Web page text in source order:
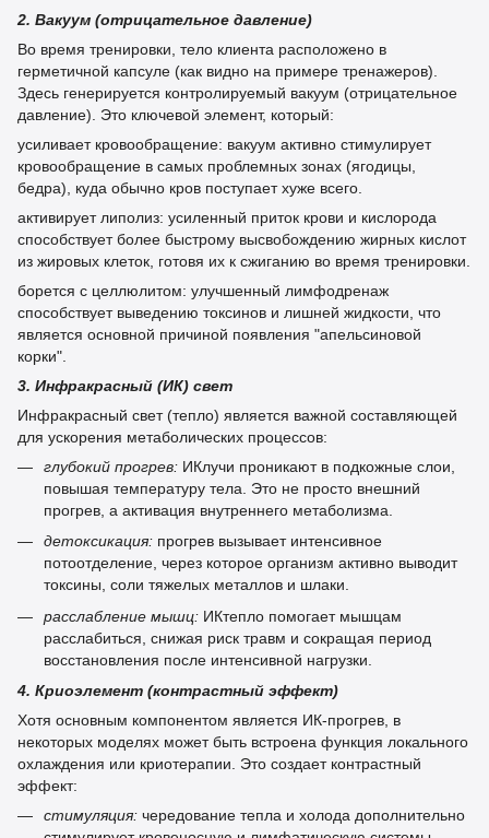
2. Вакуум (отрицательное давление)
Во время тренировки, тело клиента расположено в
герметичной капсуле (как видно на примере тренажеров).
Здесь генерируется контролируемый вакуум (отрицательное
давление). Это ключевой элемент, который:
усиливает кровообращение: вакуум активно стимулирует
кровообращение в самых проблемных зонах (ягодицы,
бедра), куда обычно кров поступает хуже всего.
активирует липолиз: усиленный приток крови и кислорода
способствует более быстрому высвобождению жирных кислот
из жировых клеток, готовя их к сжиганию во время тренировки.
борется с целлюлитом: улучшенный лимфодренаж
способствует выведению токсинов и лишней жидкости, что
является основной причиной появления "апельсиновой
корки".
3. Инфракрасный (ИК) свет
Инфракрасный свет (тепло) является важной составляющей
для ускорения метаболических процессов:
глубокий прогрев: ИКлучи проникают в подкожные слои,
повышая температуру тела. Это не просто внешний
прогрев, а активация внутреннего метаболизма.
детоксикация: прогрев вызывает интенсивное
потоотделение, через которое организм активно выводит
токсины, соли тяжелых металлов и шлаки.
расслабление мышц: ИКтепло помогает мышцам
расслабиться, снижая риск травм и сокращая период
восстановления после интенсивной нагрузки.
4. Криоэлемент (контрастный эффект)
Хотя основным компонентом является ИК-прогрев, в
некоторых моделях может быть встроена функция локального
охлаждения или криотерапии. Это создает контрастный
эффект:
стимуляция: чередование тепла и холода дополнительно